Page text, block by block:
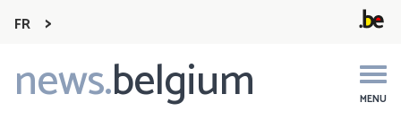
FR
news.belgium MENU
Main
navigation